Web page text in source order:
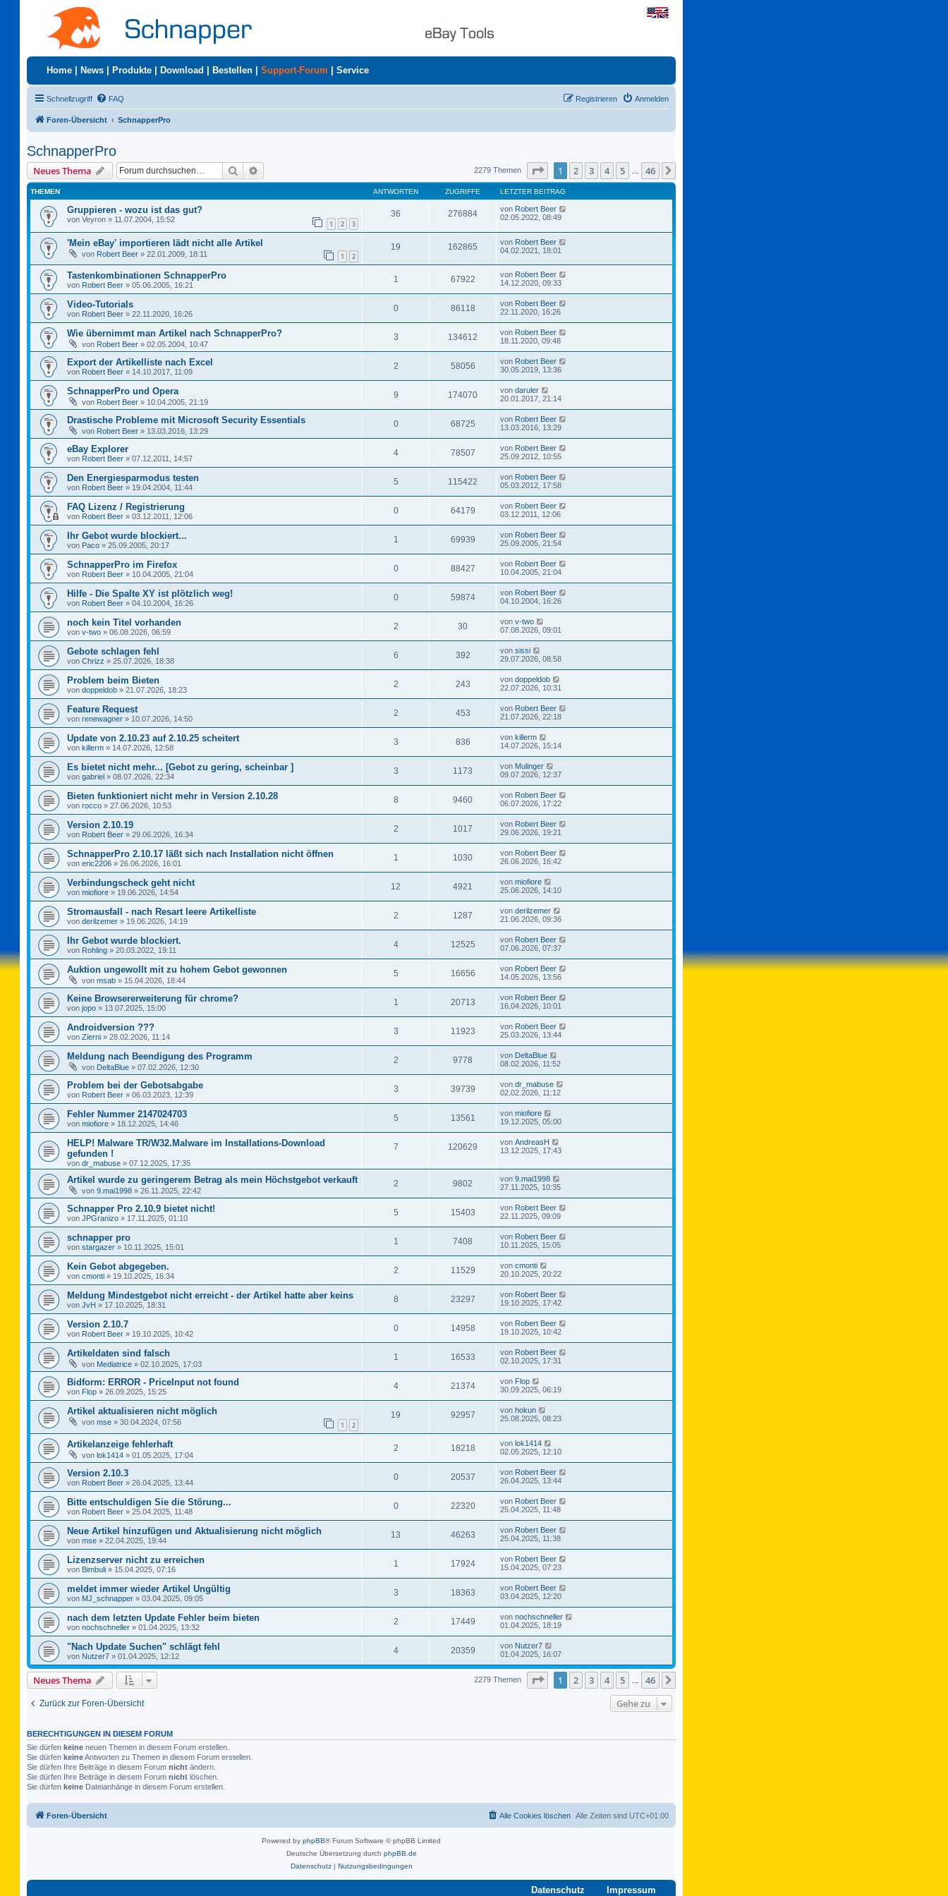
Home News Produkte Download Bestellen Support-Forum Service
Schnellzugriff FAQ Anmelden
Registrieren
Foren-Übersicht SchnapperPro
SchnapperPro
Neues Thema Suche 2279 Themen Seite von46
1 2 3 4 5 46
THEMEN ANTWORTEN ZUGRIFFE LETZTER BEITRAG
Gruppieren - wozu ist das gut?
von Veyron » 11.07.2004, 15:52 1 2 3
36 276884 von Robert Beer
02.05.2022, 08:49
'Mein eBay' importieren lädt nicht alle Artikel
von Robert Beer » 22.01.2009, 18:11 1 2
19 162865 von Robert Beer
04.02.2021, 18:01
Tastenkombinationen SchnapperPro
von Robert Beer » 05.06.2005, 16:21
1 67922 von Robert Beer
14.12.2020, 09:33
Video-Tutorials
von Robert Beer » 22.11.2020, 16:26
0 86118 von Robert Beer
22.11.2020, 16:26
Wie übernimmt man Artikel nach SchnapperPro?
von Robert Beer » 02.05.2004, 10:47
3 134612 von Robert Beer
18.11.2020, 09:48
Export der Artikelliste nach Excel
von Robert Beer » 14.10.2017, 11:09
2 58056 von Robert Beer
30.05.2019, 13:36
SchnapperPro und Opera
von Robert Beer » 10.04.2005, 21:19
9 174070 von daruler
20.01.2017, 21:14
Drastische Probleme mit Microsoft Security Essentials
von Robert Beer » 13.03.2016, 13:29
0 68725 von Robert Beer
13.03.2016, 13:29
eBay Explorer
von Robert Beer » 07.12.2011, 14:57
4 78507 von Robert Beer
25.09.2012, 10:55
Den Energiesparmodus testen
von Robert Beer » 19.04.2004, 11:44
5 115422 von Robert Beer
05.03.2012, 17:58
FAQ Lizenz / Registrierung
von Robert Beer » 03.12.2011, 12:06
0 64179 von Robert Beer
03.12.2011, 12:06
Ihr Gebot wurde blockiert...
von Paco » 25.09.2005, 20:17
1 69939 von Robert Beer
25.09.2005, 21:54
SchnapperPro im Firefox
von Robert Beer » 10.04.2005, 21:04
0 88427 von Robert Beer
10.04.2005, 21:04
Hilfe - Die Spalte XY ist plötzlich weg!
von Robert Beer » 04.10.2004, 16:26
0 59874 von Robert Beer
04.10.2004, 16:26
noch kein Titel vorhanden
von v-two » 06.08.2026, 06:59
2 30 von v-two
07.08.2026, 09:01
Gebote schlagen fehl
von Chrizz » 25.07.2026, 18:38
6 392 von sissi
29.07.2026, 08:58
Problem beim Bieten
von doppeldob » 21.07.2026, 18:23
2 243 von doppeldob
22.07.2026, 10:31
Feature Request
von renewagner » 10.07.2026, 14:50
2 453 von Robert Beer
21.07.2026, 22:18
Update von 2.10.23 auf 2.10.25 scheitert
von killerm » 14.07.2026, 12:58
3 836 von killerm
14.07.2026, 15:14
Es bietet nicht mehr... [Gebot zu gering, scheinbar ]
von gabriel » 08.07.2026, 22:34
3 1173 von Mulinger
09.07.2026, 12:37
Bieten funktioniert nicht mehr in Version 2.10.28
von rocco » 27.06.2026, 10:53
8 9460 von Robert Beer
06.07.2026, 17:22
Version 2.10.19
von Robert Beer » 29.06.2026, 16:34
2 1017 von Robert Beer
29.06.2026, 19:21
SchnapperPro 2.10.17 läßt sich nach Installation nicht öffnen
von eric2206 » 26.06.2026, 16:01
1 1030 von Robert Beer
26.06.2026, 16:42
Verbindungscheck geht nicht
von miofiore » 19.06.2026, 14:54
12 4921 von miofiore
25.06.2026, 14:10
Stromausfall - nach Resart leere Artikelliste
von derilzemer » 19.06.2026, 14:19
2 1287 von derilzemer
21.06.2026, 09:36
Ihr Gebot wurde blockiert.
von Rohling » 20.03.2022, 19:11
4 12525 von Robert Beer
07.06.2026, 07:37
Auktion ungewollt mit zu hohem Gebot gewonnen
von msab » 15.04.2026, 18:44
5 16656 von Robert Beer
14.05.2026, 13:56
Keine Browsererweiterung für chrome?
von jopo » 13.07.2025, 15:00
1 20713 von Robert Beer
16.04.2026, 10:01
Androidversion ???
von Zierni » 28.02.2026, 11:14
3 11923 von Robert Beer
25.03.2026, 13:44
Meldung nach Beendigung des Programm
von DeltaBlue » 07.02.2026, 12:30
2 9778 von DeltaBlue
08.02.2026, 11:52
Problem bei der Gebotsabgabe
von Robert Beer » 06.03.2023, 12:39
3 39739 von dr_mabuse
02.02.2026, 11:12
Fehler Nummer 2147024703
von miofiore » 18.12.2025, 14:46
5 13561 von miofiore
19.12.2025, 05:00
HELP! Malware TR/W32.Malware im Installations-Download
gefunden !
von dr_mabuse » 07.12.2025, 17:35
7 120629 von AndreasH
13.12.2025, 17:43
Artikel wurde zu geringerem Betrag als mein Höchstgebot verkauft
von 9.mai1998 » 26.11.2025, 22:42
2 9802 von 9.mai1998
27.11.2025, 10:35
Schnapper Pro 2.10.9 bietet nicht!
von JPGranizo » 17.11.2025, 01:10
5 15403 von Robert Beer
22.11.2025, 09:09
schnapper pro
von stargazer » 10.11.2025, 15:01
1 7408 von Robert Beer
10.11.2025, 15:05
Kein Gebot abgegeben.
von cmonti » 19.10.2025, 16:34
2 11529 von cmonti
20.10.2025, 20:22
Meldung Mindestgebot nicht erreicht - der Artikel hatte aber keins
von JvH » 17.10.2025, 18:31
8 23297 von Robert Beer
19.10.2025, 17:42
Version 2.10.7
von Robert Beer » 19.10.2025, 10:42
0 14958 von Robert Beer
19.10.2025, 10:42
Artikeldaten sind falsch
von Mediatrice » 02.10.2025, 17:03
1 16533 von Robert Beer
02.10.2025, 17:31
Bidform: ERROR - PriceInput not found
von Flop » 26.09.2025, 15:25
4 21374 von Flop
30.09.2025, 06:19
Artikel aktualisieren nicht möglich
von mse » 30.04.2024, 07:56 1 2
19 92957 von hokun
25.08.2025, 08:23
Artikelanzeige fehlerhaft
von lok1414 » 01.05.2025, 17:04
2 18218 von lok1414
02.05.2025, 12:10
Version 2.10.3
von Robert Beer » 26.04.2025, 13:44
0 20537 von Robert Beer
26.04.2025, 13:44
Bitte entschuldigen Sie die Störung...
von Robert Beer » 25.04.2025, 11:48
0 22320 von Robert Beer
25.04.2025, 11:48
Neue Artikel hinzufügen und Aktualisierung nicht möglich
von mse » 22.04.2025, 19:44
13 46263 von Robert Beer
25.04.2025, 11:38
Lizenzserver nicht zu erreichen
von Bimbuli » 15.04.2025, 07:16
1 17924 von Robert Beer
15.04.2025, 07:23
meldet immer wieder Artikel Ungültig
von MJ_schnapper » 03.04.2025, 09:05
3 18363 von Robert Beer
03.04.2025, 12:20
nach dem letzten Update Fehler beim bieten
von nochschneller » 01.04.2025, 13:32
2 17449 von nochschneller
01.04.2025, 18:19
"Nach Update Suchen" schlägt fehl
von Nutzer7 » 01.04.2025, 12:12
4 20359 von Nutzer7
01.04.2025, 16:07
Neues Thema 2279 Themen Seite von46
1 2 3 4 5 46
Zurück zur Foren-Übersicht Gehe zu
BERECHTIGUNGEN IN DIESEM FORUM
Sie dürfen keine neuen Themen in diesem Forum erstellen.
Sie dürfen keineAntworten zu Themen in diesem Forum erstellen.
Sie dürfen Ihre Beiträge in diesem Forum nicht ändern.
Sie dürfen Ihre Beiträge in diesem Forum nicht löschen.
Sie dürfen keine Dateianhänge in diesem Forum erstellen.
Foren-Übersicht Alle Zeiten sind UTC+01:00
Alle Cookies löschen
Powered by phpBB® Forum Software © phpBB Limited
Deutsche Übersetzung durch phpBB.de
Datenschutz| Nutzungsbedingungen
Datenschutz Impressum